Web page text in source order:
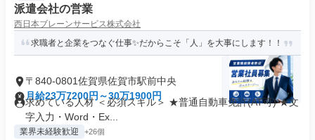
派遣会社の営業
西日本ブレーンサービス株式会社
求職者と企業をつなぐ仕事✨だからこそ「人」を大事にします！！
〒840-0801佐賀県佐賀市駅前中央
月給23万7200円～30万1900円
求めている人材 ＜必須スキル＞ ★普通自動車免許(AT可) ★文
字入力・Word・Ex...
業界未経験歓迎 +26個